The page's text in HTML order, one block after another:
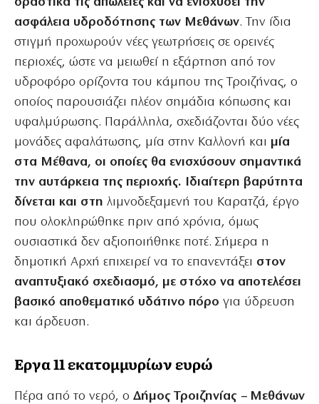
ασφάλεια υδροδότησης των Μεθάνων. Την ίδια
στιγμή προχωρούν νέες γεωτρήσεις σε ορεινές
περιοχές, ώστε να μειωθεί η εξάρτηση από τον
υδροφόρο ορίζοντα του κάμπου της Τροιζήνας, ο
οποίος παρουσιάζει πλέον σημάδια κόπωσης και
υφαλμύρωσης. Παράλληλα, σχεδιάζονται δύο νέες
μονάδες αφαλάτωσης, μία στην Καλλονή και μία
στα Μέθανα, οι οποίες θα ενισχύσουν σημαντικά
την αυτάρκεια της περιοχής. Ιδιαίτερη βαρύτητα
δίνεται και στη λιμνοδεξαμενή του Καρατζά, έργο
που ολοκληρώθηκε πριν από χρόνια, όμως
ουσιαστικά δεν αξιοποιήθηκε ποτέ. Σήμερα η
δημοτική Αρχή επιχειρεί να το επανεντάξει στον
αναπτυξιακό σχεδιασμό, με στόχο να αποτελέσει
βασικό αποθεματικό υδάτινο πόρο για ύδρευση
και άρδευση.
Εργα 11 εκατομμυρίων ευρώ
Πέρα από το νερό, ο Δήμος Τροιζηνίας – Μεθάνων